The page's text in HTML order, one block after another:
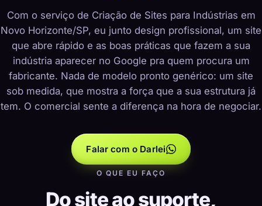
Com o serviço de Criação de Sites para Indústrias em
Novo Horizonte/SP, eu junto design profissional, um site
que abre rápido e as boas práticas que fazem a sua
indústria aparecer no Google pra quem procura um
fabricante. Nada de modelo pronto genérico: um site
sob medida, que mostra a força que a sua estrutura já
tem. O comercial sente a diferença na hora de negociar.
Falar com o Darlei
O QUE EU FAÇO
Do site ao suporte,